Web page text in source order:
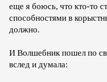
еще я боюсь, что кто-то
способностями в
должно.
И Волшебник пошел по
вслед и думала: